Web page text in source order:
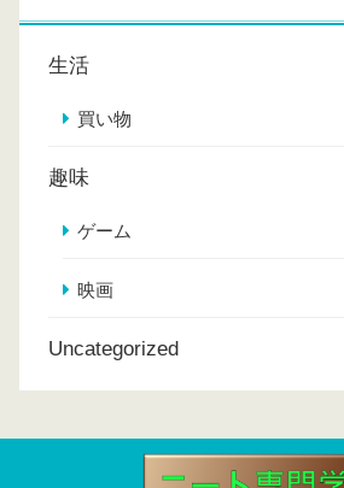
生活
買い物
趣味
ゲーム
映画
Uncategorized